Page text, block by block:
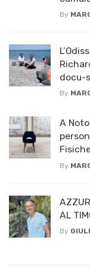
By
docu-
By
A
By
AL
By